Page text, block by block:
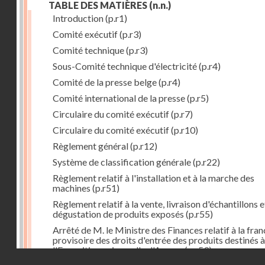
TABLE DES MATIÈRES (n.n.)
Introduction(p.r1)
Comité exécutif(p.r3)
Comité technique(p.r3)
Sous-Comité technique d'électricité(p.r4)
Comité de la presse belge(p.r4)
Comité international de la presse(p.r5)
Circulaire du comité exécutif(p.r7)
Circulaire du comité exécutif(p.r10)
Règlement général(p.r12)
Système de classification générale(p.r22)
Règlement relatif à l'installation et à la marche des
machines (p.r51)
Règlement relatif à la vente, livraison d'échantillons
dégustation de produits exposés (p.r55)
Arrêté de M. le Ministre des Finances relatif à la
provisoire des droits d'entrée des produits destinés à
l'Exposition universelle d'Anvers(p.r59)